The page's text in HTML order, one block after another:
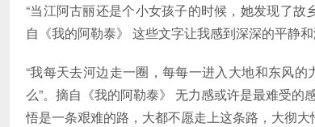
“当江阿古丽还是个小女孩子的时候，她发现了
自《我的阿勒泰》 这些文字让我感到深深的平静和
“我每天去河边走一圈，每每一进入大地和东风
么”。摘自《我的阿勒泰》 无力感或许是最难受
悟是一条艰难的路，大都不愿走上这条路，大彻大